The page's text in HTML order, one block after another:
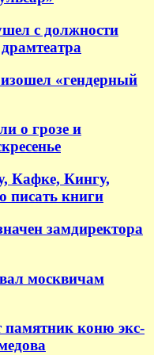
с должности
«гендерный
о грозе и
Кафке, Кингу,
писать книги
замдиректора
москвичам
памятник коню экс-